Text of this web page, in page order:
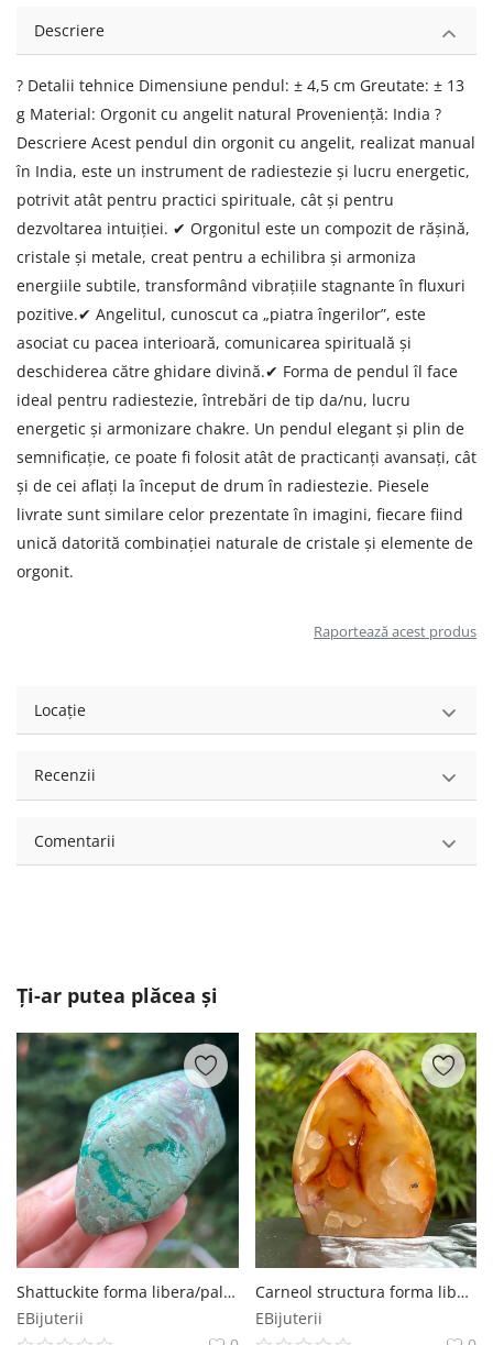
Descriere
? Detalii tehnice Dimensiune pendul: ± 4,5 cm Greutate: ± 13
g Material: Orgonit cu angelit natural Proveniență: India ?
Descriere Acest pendul din orgonit cu angelit, realizat manual
în India, este un instrument de radiestezie și lucru energetic,
potrivit atât pentru practici spirituale, cât și pentru
dezvoltarea intuiției. ✔ Orgonitul este un compozit de rășină,
cristale și metale, creat pentru a echilibra și armoniza
energiile subtile, transformând vibrațiile stagnante în fluxuri
pozitive.✔ Angelitul, cunoscut ca „piatra îngerilor”, este
asociat cu pacea interioară, comunicarea spirituală și
deschiderea către ghidare divină.✔ Forma de pendul îl face
ideal pentru radiestezie, întrebări de tip da/nu, lucru
energetic și armonizare chakre. Un pendul elegant și plin de
semnificație, ce poate fi folosit atât de practicanți avansați, cât
și de cei aflați la început de drum în radiestezie. Piesele
livrate sunt similare celor prezentate în imagini, fiecare fiind
unică datorită combinației naturale de cristale și elemente de
orgonit.
Raportează acest produs
Locație
Recenzii
Comentarii
Ți-ar putea plăcea și
Shattuckite forma libera/palmstone m7
EBijuterii
Carneol structura forma libera m5
EBijuterii